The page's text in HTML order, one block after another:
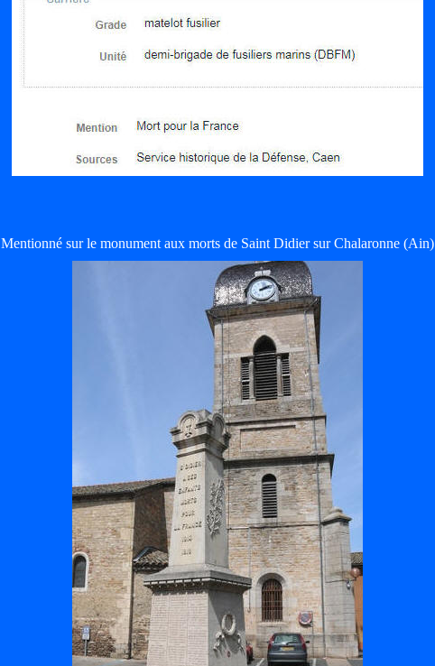
Mentionné sur le monument aux morts de Saint Didier sur Chalaronne (Ain)